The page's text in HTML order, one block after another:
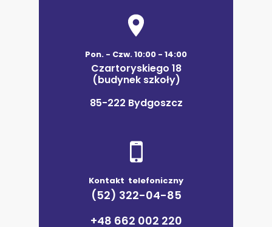
Kontakt telefoniczny
(52) 322-04-85
+48 662 002 220
Pon. - Czw. 10:00 - 14:00
Czartoryskiego 18
(budynek szkoły)
85-222 Bydgoszcz